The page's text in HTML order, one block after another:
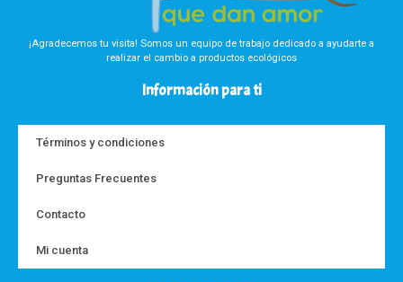
¡Agradecemos tu visita! Somos un equipo de trabajo dedicado a ayudarte a
realizar el cambio a productos ecológicos
Información para ti
Términos y condiciones
Preguntas Frecuentes
Contacto
Mi cuenta